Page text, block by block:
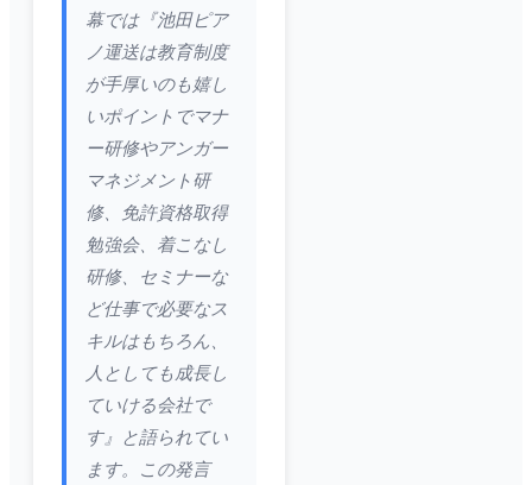
幕では『池田ピア
ノ運送は教育制度
が手厚いのも嬉し
いポイントでマナ
ー研修やアンガー
マネジメント研
修、免許資格取得
勉強会、着こなし
研修、セミナーな
ど仕事で必要なス
キルはもちろん、
人としても成長し
ていける会社で
す』と語られてい
ます。この発言